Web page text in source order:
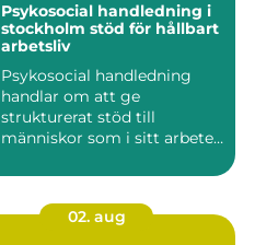
Psykosocial handledning i
stockholm stöd för hållbart
arbetsliv
Psykosocial handledning
handlar om att ge
strukturerat stöd till
människor som i sitt arbete
02. aug